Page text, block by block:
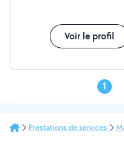
Voir le profil
1
Prestations de services